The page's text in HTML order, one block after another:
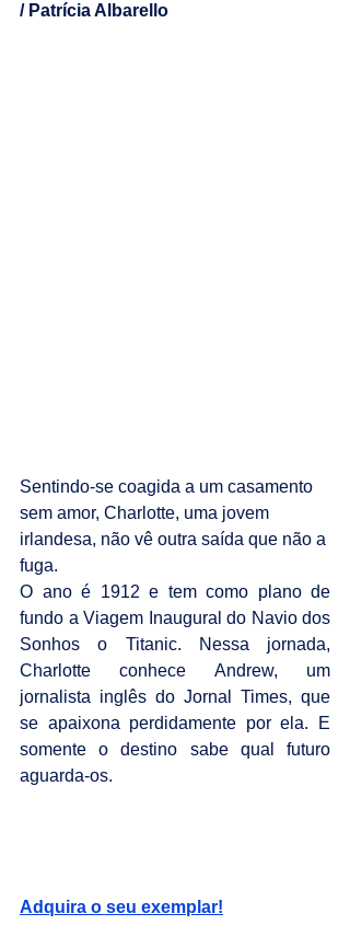
/ Patrícia Albarello
Sentindo-se coagida a um casamento
sem amor, Charlotte, uma jovem
irlandesa, não vê outra saída que não a
fuga.
O ano é 1912 e tem como plano de
fundo a Viagem Inaugural do Navio dos
Sonhos o Titanic. Nessa jornada,
Charlotte conhece Andrew, um
jornalista inglês do Jornal Times, que
se apaixona perdidamente por ela. E
somente o destino sabe qual futuro
aguarda-os.
Adquira o seu exemplar!